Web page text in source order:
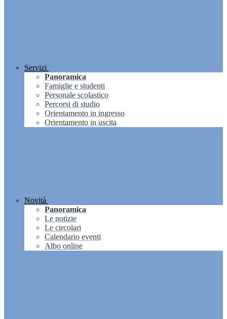
Servizi
Panoramica
Famiglie e studenti
Personale scolastico
Percorsi di studio
Orientamento in ingresso
Orientamento in uscita
Novità
Panoramica
Le notizie
Le circolari
Calendario eventi
Albo online